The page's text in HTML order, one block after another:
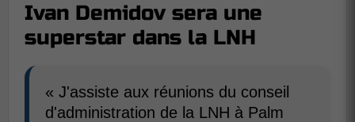
Ivan Demidov sera une
superstar dans la LNH
« J'assiste aux réunions du conseil
d'administration de la LNH à Palm